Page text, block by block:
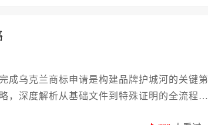
成乌克兰商标申请是构建品牌护城河的关键第
，深度解析从基础文件到特殊证明的全流程，